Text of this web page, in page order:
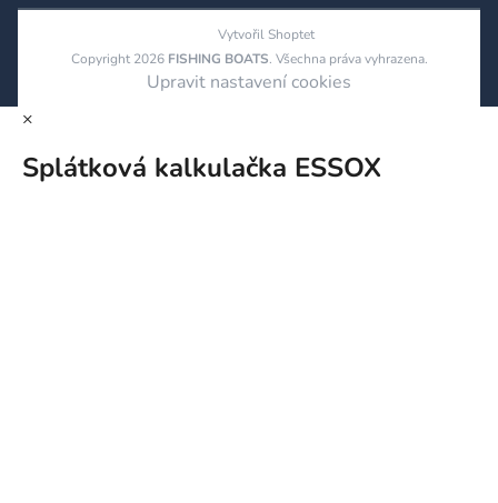
Vytvořil Shoptet
Copyright 2026 FISHING BOATS. Všechna práva vyhrazena.
Upravit nastavení cookies
×
Splátková kalkulačka ESSOX